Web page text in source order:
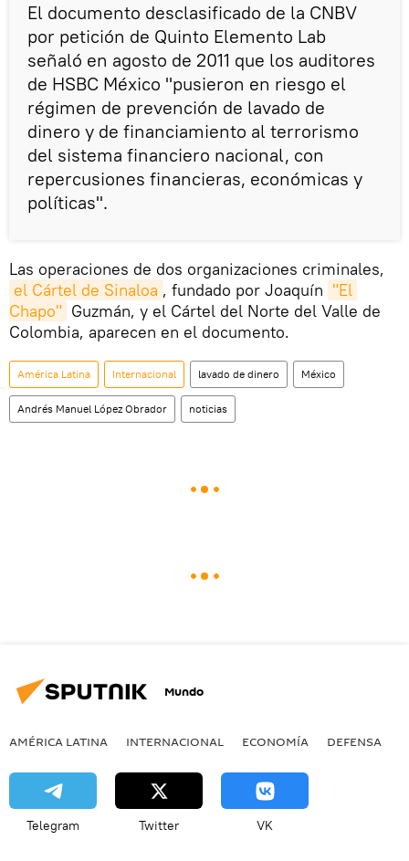
El documento desclasificado de la CNBV
por petición de Quinto Elemento Lab
señaló en agosto de 2011 que los auditores
de HSBC México "pusieron en riesgo el
régimen de prevención de lavado de
dinero y de financiamiento al terrorismo
del sistema financiero nacional, con
repercusiones financieras, económicas y
políticas".
Las operaciones de dos organizaciones criminales,
el Cártel de Sinaloa , fundado por Joaquín "El
Chapo" Guzmán, y el Cártel del Norte del Valle de
Colombia, aparecen en el documento.
América Latina Internacional lavado de dinero México
Andrés Manuel López Obrador noticias
Mundo
AMÉRICA LATINA INTERNACIONAL ECONOMÍA DEFENSA
Telegram Twitter VK